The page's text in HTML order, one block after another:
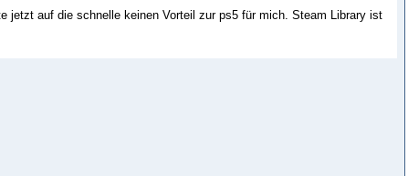
jetzt auf die schnelle keinen Vorteil zur ps5 für mich. Steam Library ist